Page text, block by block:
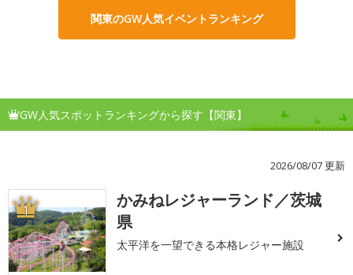
関東のGW人気イベントランキング
GW人気スポットランキングから探す【関東】
2026/08/07 更新
1
かみねレジャーランド／茨城
県
太平洋を一望できる本格レジャー施設